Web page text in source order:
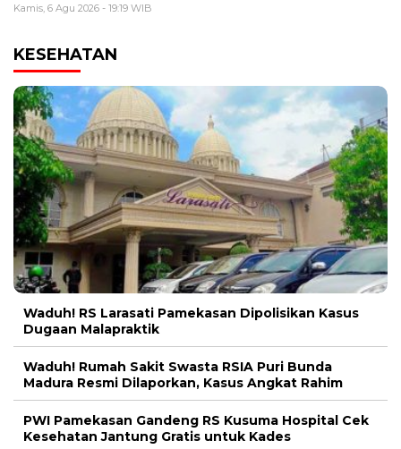
Kamis, 6 Agu 2026 - 19:19 WIB
KESEHATAN
Waduh! RS Larasati Pamekasan Dipolisikan Kasus
Dugaan Malapraktik
Waduh! Rumah Sakit Swasta RSIA Puri Bunda
Madura Resmi Dilaporkan, Kasus Angkat Rahim
PWI Pamekasan Gandeng RS Kusuma Hospital Cek
Kesehatan Jantung Gratis untuk Kades